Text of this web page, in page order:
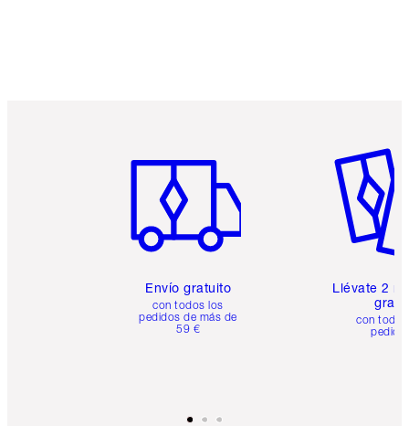
Envío gratuito
con todos los
pedidos de más de
59 €
Llévate 2
gratis
con